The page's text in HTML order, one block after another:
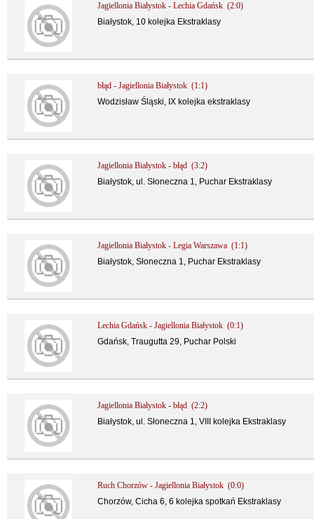
Jagiellonia Białystok - Lechia Gdańsk (2:0)
Białystok, 10 kolejka Ekstraklasy
błąd - Jagiellonia Białystok (1:1)
Wodzisław Śląski, IX kolejka ekstraklasy
Jagiellonia Białystok - błąd (3:2)
Białystok, ul. Słoneczna 1, Puchar Ekstraklasy
Jagiellonia Białystok - Legia Warszawa (1:1)
Białystok, Słoneczna 1, Puchar Ekstraklasy
Lechia Gdańsk - Jagiellonia Białystok (0:1)
Gdańsk, Traugutta 29, Puchar Polski
Jagiellonia Białystok - błąd (2:2)
Białystok, ul. Słoneczna 1, VIII kolejka Ekstraklasy
Ruch Chorzów - Jagiellonia Białystok (0:0)
Chorzów, Cicha 6, 6 kolejka spotkań Ekstraklasy